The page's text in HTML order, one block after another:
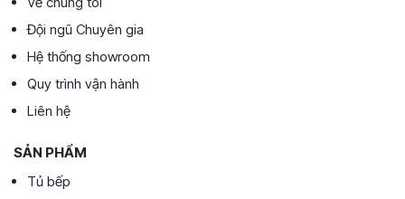
Đội ngũ Chuyên gia
Hệ thống showroom
Quy trình vận hành
Liên hệ
SẢN PHẨM
Tủ bếp